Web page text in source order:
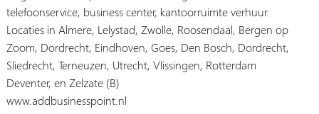
telefoonservice, business center, kantoorruimte verhuur.
Locaties in Almere, Lelystad, Zwolle, Roosendaal, Bergen op
Zoom, Dordrecht, Eindhoven, Goes, Den Bosch, Dordrecht,
Sliedrecht, Terneuzen, Utrecht, Vlissingen, Rotterdam
Deventer, en Zelzate (B)
www.addbusinesspoint.nl